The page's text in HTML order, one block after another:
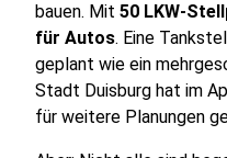
bauen. Mit 50 LKW-
für Autos. Eine
geplant wie ein
Stadt Duisburg hat im
für weitere Planungen